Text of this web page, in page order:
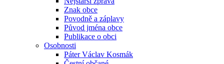
Znak obce
Povodně a záplavy
Původ jména obce
Publikace o obci
Osobnosti
Páter Václav Kosmák